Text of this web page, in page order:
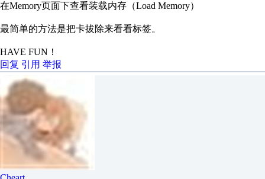
在Memory页面下查看装载内存（Load Memory）
最简单的方法是把卡拔除来看看标签。
HAVE FUN！
回复 引用 举报